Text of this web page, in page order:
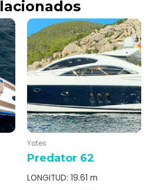
Yates
Predator 62
LONGITUD: 19.61 m